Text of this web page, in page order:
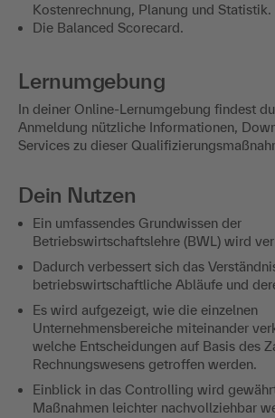
Kostenrechnung, Planung und Statistik.
Die Balanced Scorecard.
Lernumgebung
In deiner Online-Lernumgebung findest
Anmeldung nützliche Informationen,
Services zu dieser
Dein Nutzen
Ein umfassendes Grundwissen der
Betriebswirtschaftslehre (BWL) wird
Dadurch verbessert sich das
betriebswirtschaftliche Abläufe und
Es wird aufgezeigt, wie die einzelnen
Unternehmensbereiche miteinander
welche Entscheidungen auf Basis des
Rechnungswesens getroffen werden.
Einblick in das Controlling wird
Maßnahmen leichter nachvollziehbar